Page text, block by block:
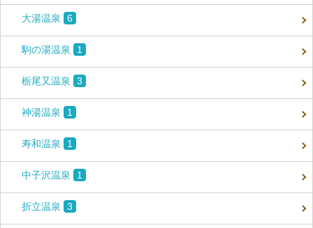
大湯温泉 6
駒の湯温泉 1
栃尾又温泉 3
神湯温泉 1
寿和温泉 1
中子沢温泉 1
折立温泉 3